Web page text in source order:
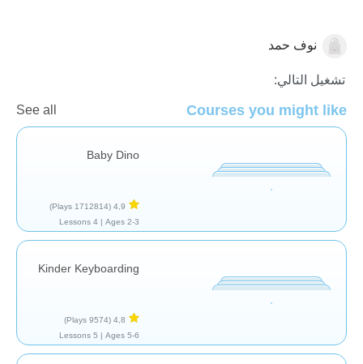
نوف حمد
تشغيل التالي:
Courses you might like
See all
Baby Dino
4,9
(1712814 Plays)
Ages 2-3 |
4 Lessons
Kinder Keyboarding
4,8
(9574 Plays)
Ages 5-6 |
5 Lessons